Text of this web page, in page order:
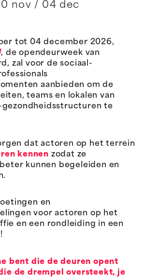
nov / 04 dec
tot 04 december 2026,
, de opendeurweek van
zal voor de sociaal-
aanbieden om de
teams en lokalen van
gezondheidsstructuren te
dat actoren op het terrein
kennen zodat ze
kunnen begeleiden en
en
voor actoren op het
en een rondleiding in een
bent die de deuren opent
de drempel oversteekt, je